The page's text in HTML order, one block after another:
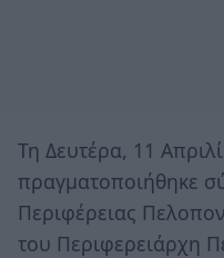
Τη Δευτέρα, 11
πραγματοποιήθηκε
Περιφέρειας
του Περιφερειάρχη